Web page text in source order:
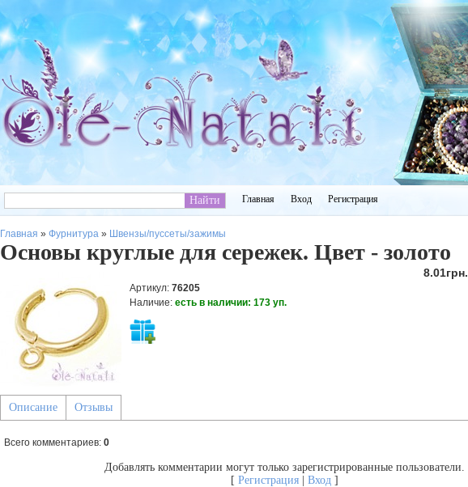
Главная Вход Регистрация
Главная » Фурнитура » Швензы/пуссеты/зажимы
Основы круглые для сережек. Цвет - золото
8.01грн.
Артикул: 76205
Наличие: есть в наличии: 173 уп.
Описание Отзывы
Всего комментариев: 0
Добавлять комментарии могут только зарегистрированные пользователи.
[ Регистрация| Вход]